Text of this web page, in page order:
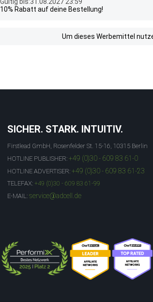
10% Rabatt auf deine Bestellung!
Um dieses Werbemittel
SICHER. STARK. INTUITIV.
Firstlead GmbH, Rosenfelder St. 15-16, 10315 Berlin
HOTLINE PUBLISHER: +49 (0)30 - 609 83 61-0
HOTLINE ADVERTISER: +49 (0)30 - 609 83 61-23
TELEFAX: +49 (0)30 - 609 83 61-99
E-MAIL: service@adcell.de